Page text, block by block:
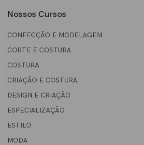
Nossos Cursos
CONFECÇÃO E MODELAGEM
CORTE E COSTURA
COSTURA
CRIAÇÃO E COSTURA
DESIGN E CRIAÇÃO
ESPECIALIZAÇÃO
ESTILO
MODA